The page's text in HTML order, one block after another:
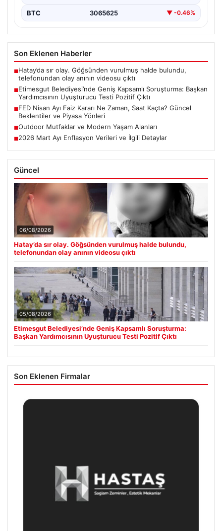
BTC 3065625 ▼ -0.46%
Son Eklenen Haberler
■Hatay’da sır olay. Göğsünden vurulmuş halde bulundu,
telefonundan olay anının videosu çıktı
■Etimesgut Belediyesi’nde Geniş Kapsamlı Soruşturma: Başkan
Yardımcısının Uyuşturucu Testi Pozitif Çıktı
■FED Nisan Ayı Faiz Kararı Ne Zaman, Saat Kaçta? Güncel
Beklentiler ve Piyasa Yönleri
■Outdoor Mutfaklar ve Modern Yaşam Alanları
■2026 Mart Ayı Enflasyon Verileri ve İlgili Detaylar
Güncel
06/08/2026
Hatay’da sır olay. Göğsünden vurulmuş halde bulundu,
telefonundan olay anının videosu çıktı
05/08/2026
Etimesgut Belediyesi’nde Geniş Kapsamlı Soruşturma:
Başkan Yardımcısının Uyuşturucu Testi Pozitif Çıktı
Son Eklenen Firmalar